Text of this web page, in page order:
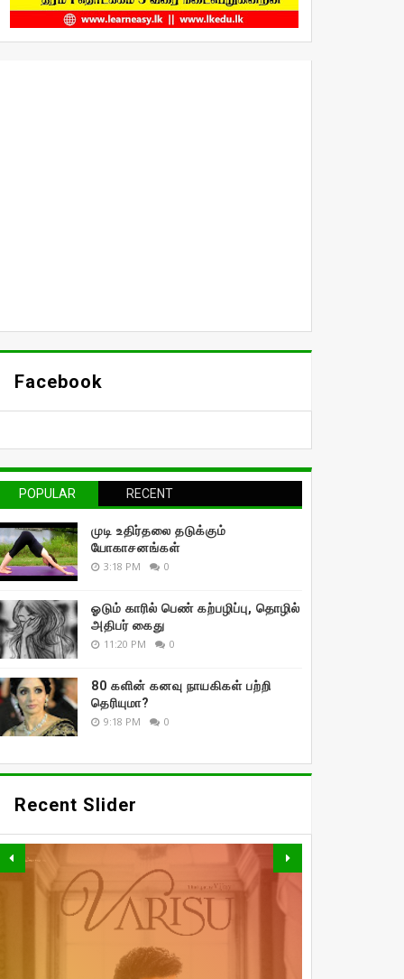
Facebook
POPULAR RECENT
முடி உதிர்தலை தடுக்கும்
யோகாசனங்கள்
3:18 PM 0
ஓடும் காரில் பெண் கற்பழிப்பு, தொழில்
அதிபர் கைது
11:20 PM 0
80 களின் கனவு நாயகிகள் பற்றி
தெரியுமா?
9:18 PM 0
Recent Slider